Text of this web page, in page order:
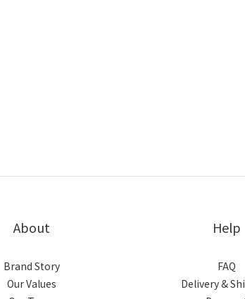
About
Brand Story
Our Values
Help
FAQ
Delivery &